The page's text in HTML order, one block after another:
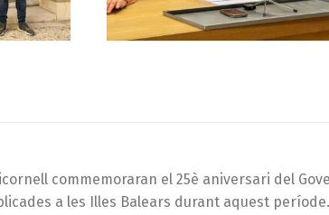
commemoraran el 25è aniversari del
a les Illes Balears durant aquest període.